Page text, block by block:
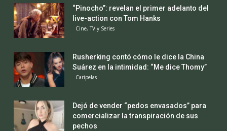
“Pinocho”: revelan el primer adelanto del
live-action con Tom Hanks
Cine, TV y Series
Rusherking contó cómo le dice la China
Suárez en la intimidad: “Me dice Thomy”
Caripelas
Dejó de vender “pedos envasados” para
comercializar la transpiración de sus
pechos